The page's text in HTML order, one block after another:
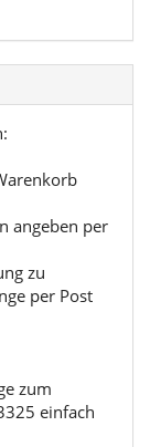
angeben per
zu
per Post
zum
einfach